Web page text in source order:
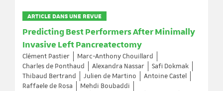
ARTICLE DANS UNE REVUE
Predicting Best Performers After Minimally
Invasive Left Pancreatectomy
Clément Pastier
Marc-Anthony Chouillard
Charles de Ponthaud
Alexandra Nassar
Safi Dokmak
Thibaud Bertrand
Julien de Martino
Antoine Castel
Raffaele de Rosa
Mehdi Boubaddi